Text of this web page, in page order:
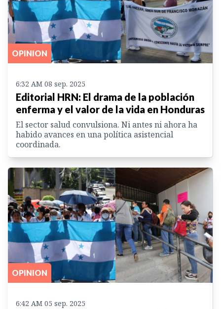
OPINION
6:32 AM 08 sep. 2025
Editorial HRN: El drama de la población
enferma y el valor de la vida en Honduras
El sector salud convulsiona. Ni antes ni ahora ha
habido avances en una política asistencial
coordinada.
OPINION
6:42 AM 05 sep. 2025